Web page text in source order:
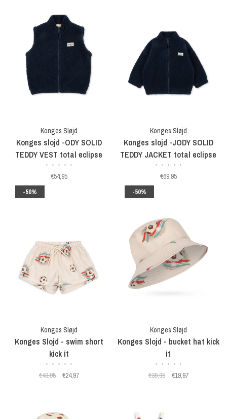
Konges Sløjd
Konges slojd -ODY SOLID
TEDDY VEST total eclipse
• • • • •
€54,95
Konges Sløjd
Konges slojd -JODY SOLID
TEDDY JACKET total eclipse
• • • • •
€69,95
-50%
Konges Sløjd
Konges Slojd - swim short
kick it
• • • • •
€49,95 €24,97
-50%
Konges Sløjd
Konges Slojd - bucket hat kick
it
• • • • •
€39,95 €19,97